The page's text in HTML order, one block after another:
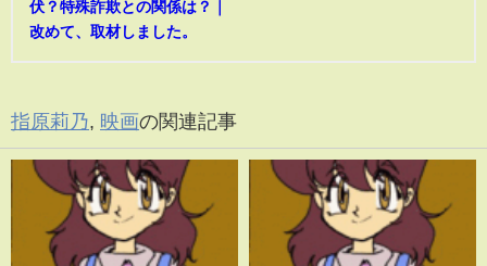
伏？特殊詐欺との関係は？｜
改めて、取材しました。
指原莉乃, 映画の関連記事